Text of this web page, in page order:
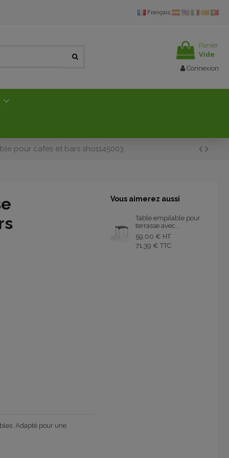
Français
Panier
Vide
Connexion
pour cafés et bars sho1145003
Adapté pour une
Vous aimerez aussi
Table empilable pour
terrasse avec...
59,00 € HT
71.39 € TTC